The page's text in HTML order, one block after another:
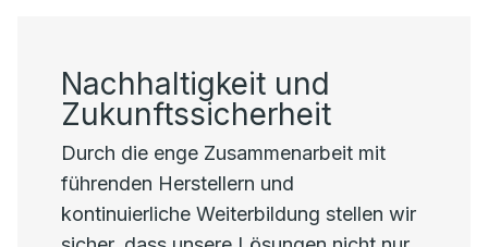
Nachhaltigkeit und
Zukunftssicherheit
Durch die enge Zusammenarbeit mit
führenden Herstellern und
kontinuierliche Weiterbildung stellen wir